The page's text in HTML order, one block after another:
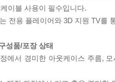
이블 사용이 필수입니다.
전용 플레이어와 3D 지원 TV를
성품/포장 상태
에서 경미한 아웃케이스 주름,